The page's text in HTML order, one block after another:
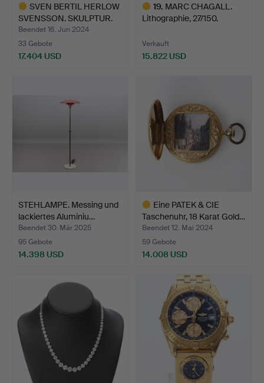
SVEN BERTIL HERLOW
SVENSSON. SKULPTUR.
„ME…
Beendet 16. Jun 2024
33 Gebote
17.404 USD
19. MARC CHAGALL.
Lithographie, 27/150.
Verkauft
15.822 USD
STEHLAMPE. Messing und
lackiertes Aluminiu…
Beendet 30. Mär 2025
95 Gebote
14.398 USD
Eine PATEK & CIE
Taschenuhr, 18 Karat Gold…
Beendet 12. Mai 2024
59 Gebote
14.008 USD